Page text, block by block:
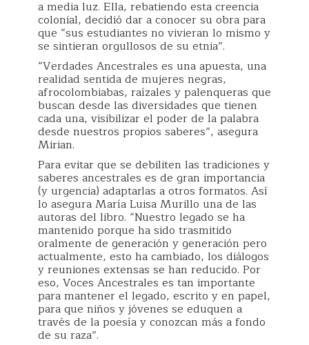
a media luz. Ella, rebatiendo esta creencia
colonial, decidió dar a conocer su obra para
que “sus estudiantes no vivieran lo mismo y
se sintieran orgullosos de su etnia”.
“Verdades Ancestrales es una apuesta, una
realidad sentida de mujeres negras,
afrocolombiabas, raízales y palenqueras que
buscan desde las diversidades que tienen
cada una, visibilizar el poder de la palabra
desde nuestros propios saberes”, asegura
Mirian.
Para evitar que se debiliten las tradiciones y
saberes ancestrales es de gran importancia
(y urgencia) adaptarlas a otros formatos. Así
lo asegura María Luisa Murillo una de las
autoras del libro. “Nuestro legado se ha
mantenido porque ha sido trasmitido
oralmente de generación y generación pero
actualmente, esto ha cambiado, los diálogos
y reuniones extensas se han reducido. Por
eso, Voces Ancestrales es tan importante
para mantener el legado, escrito y en papel,
para que niños y jóvenes se eduquen a
través de la poesía y conozcan más a fondo
de su raza”.